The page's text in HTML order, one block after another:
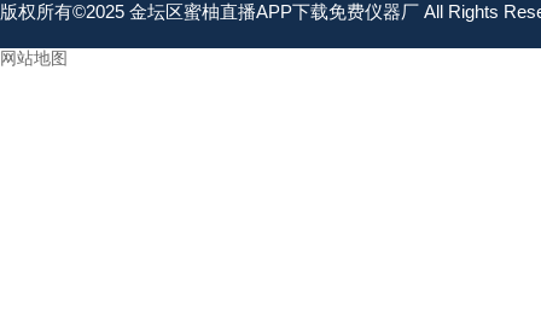
版权所有©2025 金坛区蜜柚直播APP下载免费仪器厂 All Rights
网站地图